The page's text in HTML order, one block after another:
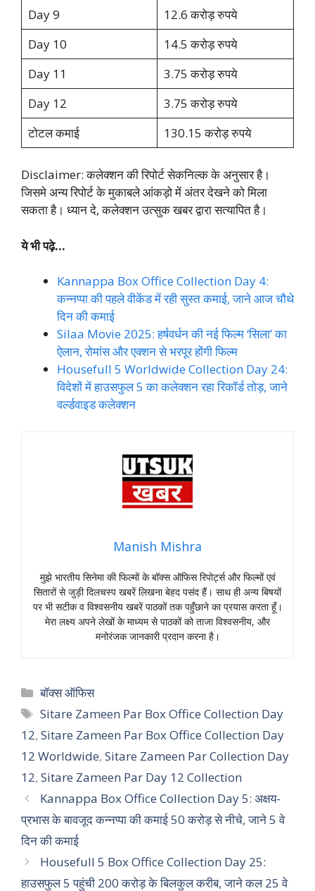
Day 9
12.6 करोड़ रुपये
Day 10
14.5 करोड़ रुपये
Day 11
3.75 करोड़ रुपये
Day 12
3.75 करोड़ रुपये
टोटल कमाई
130.15 करोड़ रुपये
Disclaimer: कलेक्शन की रिपोर्ट सेकनिल्क के अनुसार है।
जिसमे अन्य रिपोर्ट के मुकाबले आंकड़ो में अंतर देखने को मिला
सकता है। ध्यान दे, कलेक्शन उत्सुक खबर द्वारा सत्यापित है।
ये भी पढ़े…
Kannappa Box Office Collection Day 4:
कन्नप्पा की पहले वीकेंड में रही सुस्त कमाई, जाने आज चौथे
दिन की कमाई
Silaa Movie 2025: हर्षवर्धन की नई फिल्म ‘सिला’ का
ऐलान, रोमांस और एक्शन से भरपूर होंगी फिल्म
Housefull 5 Worldwide Collection Day 24:
विदेशों में हाउसफुल 5 का कलेक्शन रहा रिकॉर्ड तोड़, जाने
वर्ल्डवाइड कलेक्शन
Manish Mishra
मुझे भारतीय सिनेमा की फिल्मों के बॉक्स ऑफिस रिपोर्ट्स और फिल्मों एवं
सितारों से जुड़ी दिलचस्प खबरें लिखना बेहद पसंद हैं। साथ ही अन्य बिषयों
पर भी सटीक व विश्वसनीय खबरें पाठकों तक पहुँछाने का प्रयास करता हूँ।
मेरा लक्ष्य अपने लेखों के माध्यम से पाठकों को ताजा विश्वसनीय, और
मनोरंजक जानकारी प्रदान करना है।
Categories
बॉक्स ऑफिस
Tags
Sitare Zameen Par Box Office Collection Day
12, Sitare Zameen Par Box Office Collection Day
12 Worldwide, Sitare Zameen Par Collection Day
12, Sitare Zameen Par Day 12 Collection
Kannappa Box Office Collection Day 5: अक्षय-
प्रभास के बावजूद कन्नप्पा की कमाई 50 करोड़ से नीचे, जाने 5 वे
दिन की कमाई
Housefull 5 Box Office Collection Day 25:
हाउसफुल 5 पहुंची 200 करोड़ के बिलकुल करीब, जाने कल 25 वे